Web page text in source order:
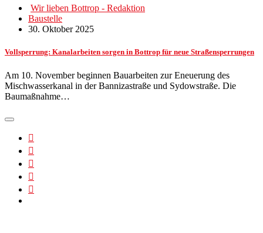
Wir lieben Bottrop - Redaktion
Baustelle
30. Oktober 2025
Vollsperrung: Kanalarbeiten sorgen in Bottrop für neue Straßensperrungen
Am 10. November beginnen Bauarbeiten zur Eneuerung des
Mischwasserkanal in der Bannizastraße und Sydowstraße. Die
Baumaßnahme…